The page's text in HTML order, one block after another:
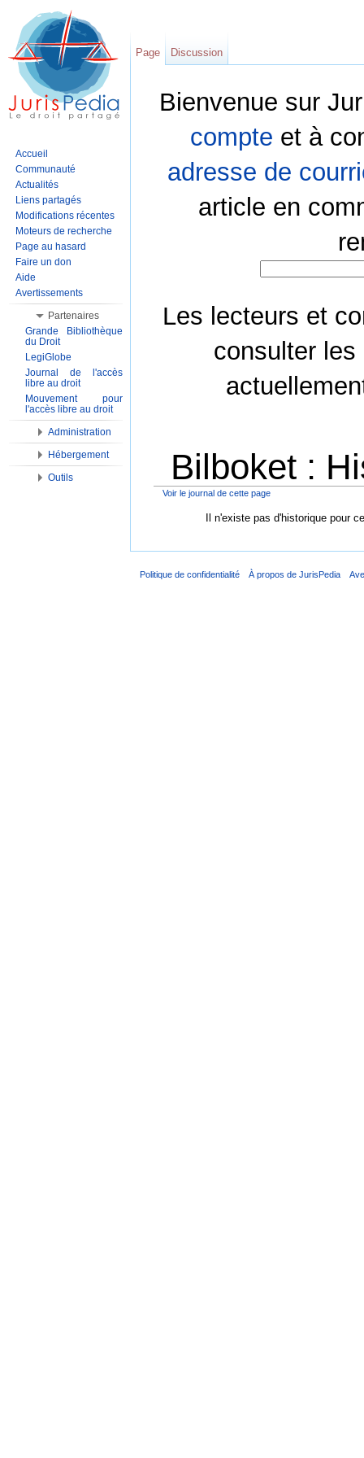
Bienvenue sur
compte et à
adresse de
article en
Les lecteurs et
consulter les
Bilboket :
Voir le journal de cette page
Il n'existe pas d'historique pour
Page Discussion
Accueil
Communauté
Actualités
Liens partagés
Modifications récentes
Moteurs de recherche
Page au hasard
Faire un don
Aide
Avertissements
Partenaires
Grande Bibliothèque
du Droit
LegiGlobe
Journal de l'accès
libre au droit
Mouvement pour
l'accès libre au droit
Administration
Hébergement
Outils
Politique de confidentialité À propos de JurisPedia